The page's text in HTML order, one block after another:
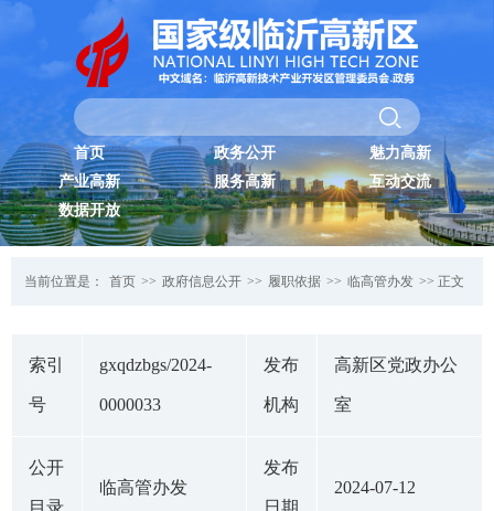
首页 政务公开
魅力高新
产业高新
服务高新
互动交流
数据开放
当前位置是： 首页 >> 政府信息公开 >> 履职依据 >> 临高管办发 >> 正文
索引
号
gxqdzbgs/2024-
0000033
发布
机构
高新区党政办公
室
公开
临高管办发
发布
2024-07-12